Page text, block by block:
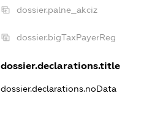
dossier.palne_akciz
dossier.bigTaxPayerReg
dossier.declarations.title
dossier.declarations.noData